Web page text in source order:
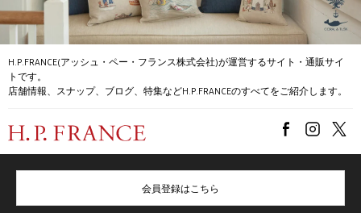
H.P.FRANCE(アッシュ・ペー・フランス株式会社)が運営するサイト・通販サイ
トです。
店舗情報、スナップ、ブログ、特集などH.P.FRANCEのすべてをご紹介します。
会員登録はこちら